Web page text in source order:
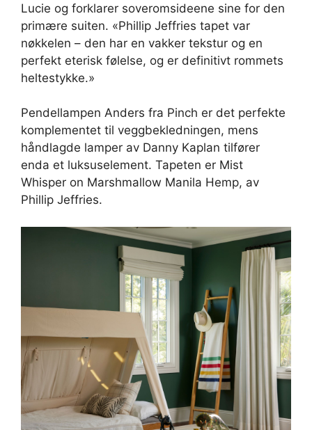
Lucie og forklarer soveromsideene sine for den
primære suiten. «Phillip Jeffries tapet var
nøkkelen – den har en vakker tekstur og en
perfekt eterisk følelse, og er definitivt rommets
heltestykke.»
Pendellampen Anders fra Pinch er det perfekte
komplementet til veggbekledningen, mens
håndlagde lamper av Danny Kaplan tilfører
enda et luksuselement. Tapeten er Mist
Whisper on Marshmallow Manila Hemp, av
Phillip Jeffries.